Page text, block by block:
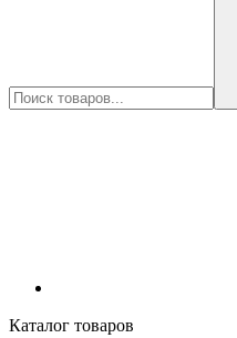
Каталог товаров